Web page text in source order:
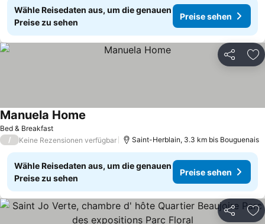
Wähle Reisedaten aus, um die genauen
Preise zu sehen
Preise sehen
Teilen
Bed & Breakfast
Manuela Home
/ Keine Rezensionen verfügbar Saint-Herblain, 3.3 km bis Bouguenais
Wähle Reisedaten aus, um die genauen
Preise zu sehen
Preise sehen
Teilen